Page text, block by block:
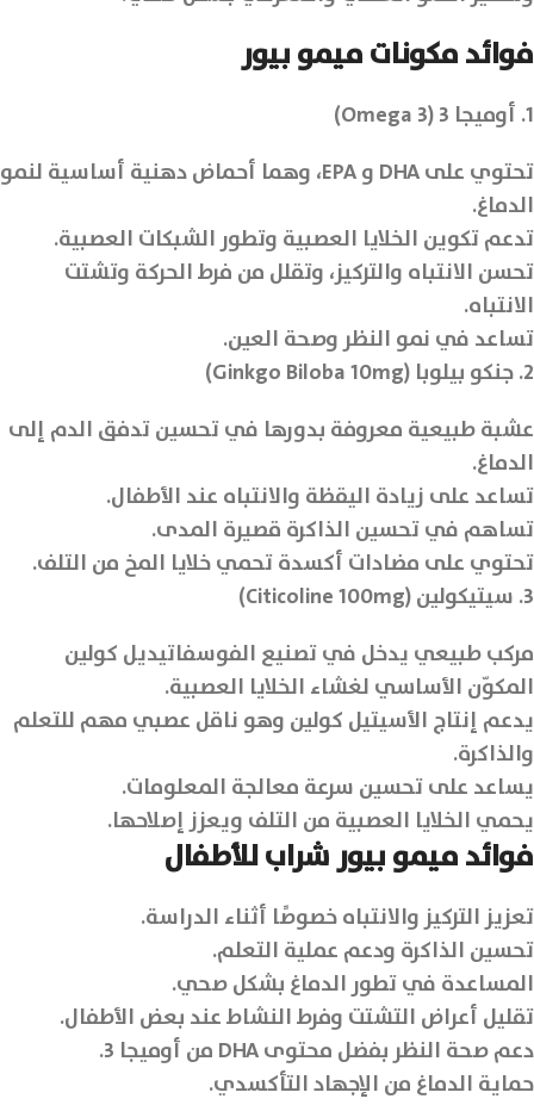
فوائد مكونات ميمو بيور
1. أوميجا 3 (Omega 3)
تحتوي على DHA و EPA، وهما أحماض دهنية أساسية لنمو
الدماغ.
تدعم تكوين الخلايا العصبية وتطور الشبكات العصبية.
تحسن الانتباه والتركيز، وتقلل من فرط الحركة وتشتت
الانتباه.
تساعد في نمو النظر وصحة العين.
2. جنكو بيلوبا (Ginkgo Biloba 10mg)
عشبة طبيعية معروفة بدورها في تحسين تدفق الدم إلى
الدماغ.
تساعد على زيادة اليقظة والانتباه عند الأطفال.
تساهم في تحسين الذاكرة قصيرة المدى.
تحتوي على مضادات أكسدة تحمي خلايا المخ من التلف.
3. سيتيكولين (Citicoline 100mg)
مركب طبيعي يدخل في تصنيع الفوسفاتيديل كولين
المكوّن الأساسي لغشاء الخلايا العصبية.
يدعم إنتاج الأسيتيل كولين وهو ناقل عصبي مهم للتعلم
والذاكرة.
يساعد على تحسين سرعة معالجة المعلومات.
يحمي الخلايا العصبية من التلف ويعزز إصلاحها.
فوائد ميمو بيور شراب للأطفال
تعزيز التركيز والانتباه خصوصًا أثناء الدراسة.
تحسين الذاكرة ودعم عملية التعلم.
المساعدة في تطور الدماغ بشكل صحي.
تقليل أعراض التشتت وفرط النشاط عند بعض الأطفال.
دعم صحة النظر بفضل محتوى DHA من أوميجا 3.
حماية الدماغ من الإجهاد التأكسدي.